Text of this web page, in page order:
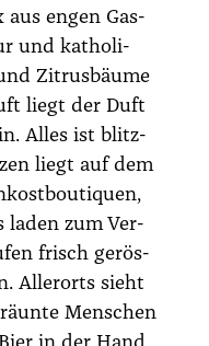
aus engen Gas­
und katho­li­
Zitrus­bäu­me
liegt der Duft
Alles ist blitz­
liegt auf dem
laden zum Ver­
frisch gerös­
Aller­orts sieht
Men­schen